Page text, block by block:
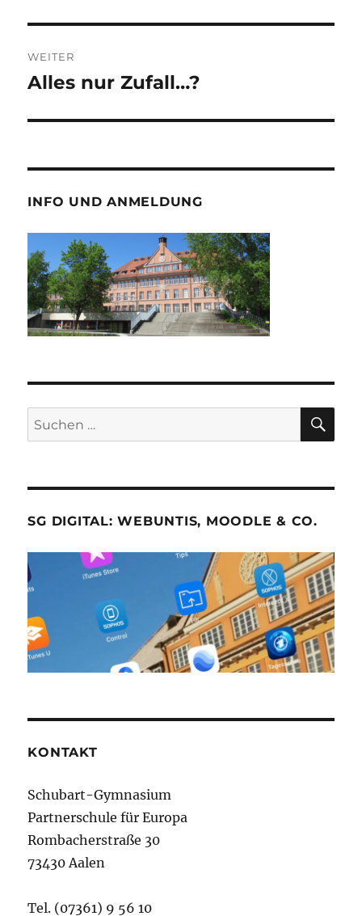
WEITER
Nächster
Alles nur Zufall…?
INFO UND ANMELDUNG
Suche
nach:
SG DIGITAL: WEBUNTIS, MOODLE & CO.
KONTAKT
Schubart-Gymnasium
Partnerschule für Europa
Rombacherstraße 30
73430 Aalen
Tel. (07361) 9 56 10